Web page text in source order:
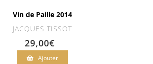
Vin de Paille 2014
JACQUES TISSOT
29,00€
Ajouter